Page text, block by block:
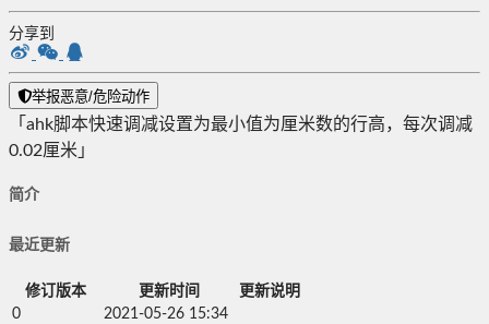
分享到
举报恶意/危险动作
「ahk脚本快速调减设置为最小值为厘米数的行高，每次调减
0.02厘米」
简介
最近更新
修订版本 更新时间
更新说明
0
2021-05-26 15:34